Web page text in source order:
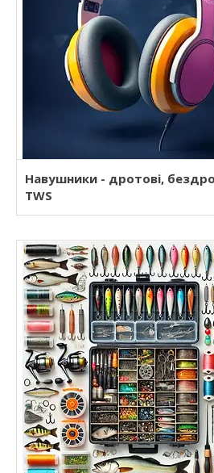
Навушники - дротові,
TWS